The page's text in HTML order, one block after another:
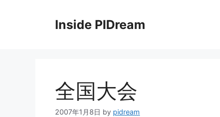
Inside PIDream
全国大会
2007年1月8日 by pidream